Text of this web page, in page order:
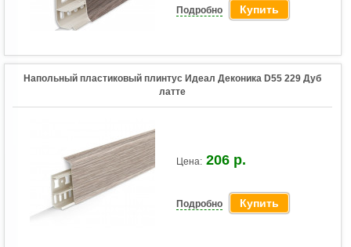
Подробно Купить
Напольный пластиковый плинтус Идеал Деконика D55 229 Дуб
латте
Цена: 206 р.
Подробно Купить